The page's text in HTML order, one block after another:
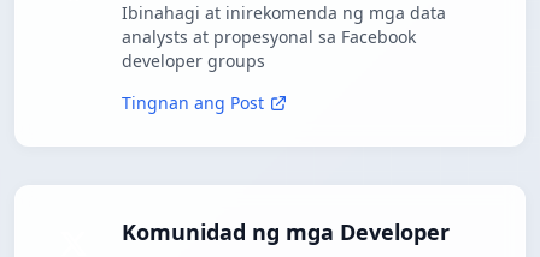
Ibinahagi at inirekomenda ng mga data
analysts at propesyonal sa Facebook
developer groups
Tingnan ang Post
Komunidad ng mga Developer